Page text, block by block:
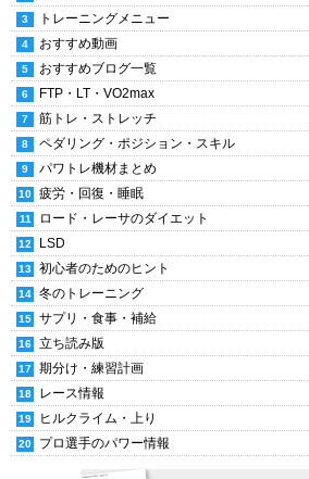
トレーニングメニュー
おすすめ動画
おすすめブログ一覧
FTP・LT・VO2max
筋トレ・ストレッチ
ペダリング・ポジション・スキル
パワトレ機材まとめ
疲労・回復・睡眠
ロード・レーサのダイエット
LSD
初心者のためのヒント
冬のトレーニング
サプリ・食事・補給
立ち読み版
期分け・練習計画
レース情報
ヒルクライム・上り
プロ選手のパワー情報